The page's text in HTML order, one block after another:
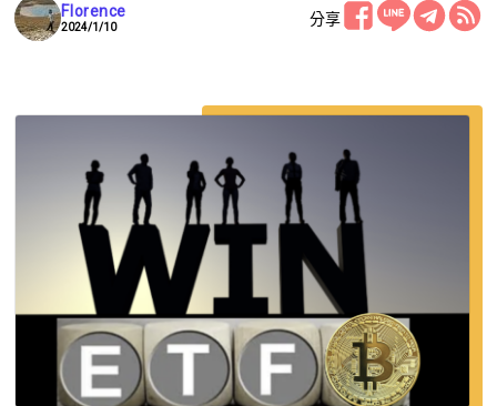
Florence
2024/1/10 分享